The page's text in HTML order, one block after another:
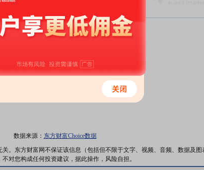
数据来源： 东方财富Choice数据
。东方财富网不保证该信息（包括但不限于文字、视频、音频、数据及
对您构成任何投资建议，据此操作，风险自担。